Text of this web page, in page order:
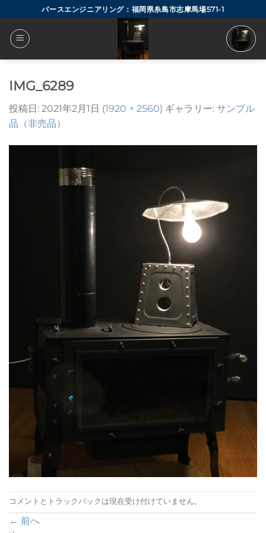
to
content
バースエンジニアリング：福岡県糸島市志摩馬場571-1
IMG_6289
投稿日: 2021年2月1日 (1920 × 2560) ギャラリー: サンプル
品（非売品）
コメントとトラックバックは現在受け付けていません。
← 前へ